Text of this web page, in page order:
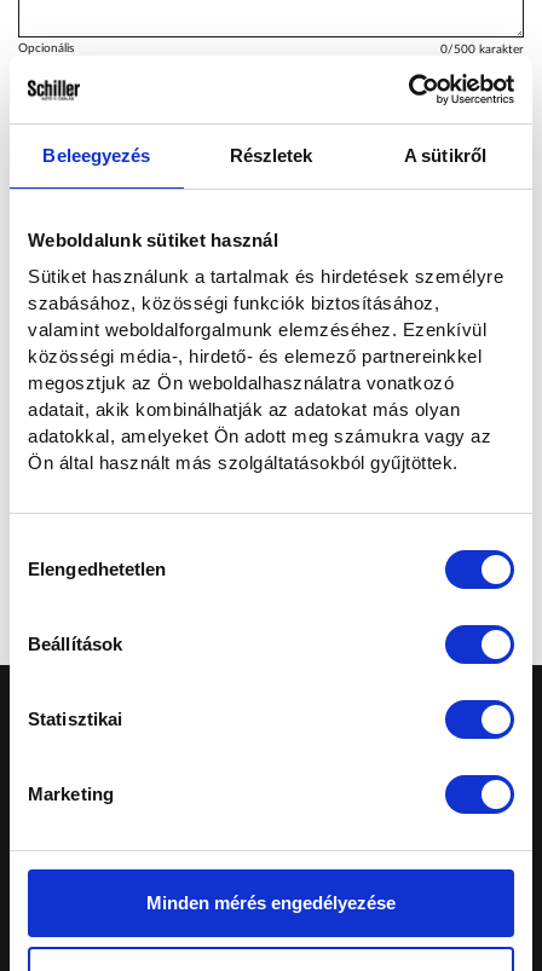
Beleegyezés Részletek A sütikről
Weboldalunk sütiket használ
Sütiket használunk a tartalmak és hirdetések személyre
szabásához, közösségi funkciók biztosításához,
valamint weboldalforgalmunk elemzéséhez. Ezenkívül
közösségi média-, hirdető- és elemező partnereinkkel
megosztjuk az Ön weboldalhasználatra vonatkozó
adatait, akik kombinálhatják az adatokat más olyan
adatokkal, amelyeket Ön adott meg számukra vagy az
Ön által használt más szolgáltatásokból gyűjtöttek.
kiválasztása
Elengedhetetlen
Beállítások
Statisztikai
Marketing
Minden mérés engedélyezése
Opcionális 0/500 karakter
Hogyan kereshetünk?
Elolvastam és hozzájárulok a személyes adataim kezeléséhez az
Adatvédelmi nyilatkozatban
Szeretnék feliratkozni a hírlevélre.
Konkrét, személyreszabott ajánlatokért fordulj